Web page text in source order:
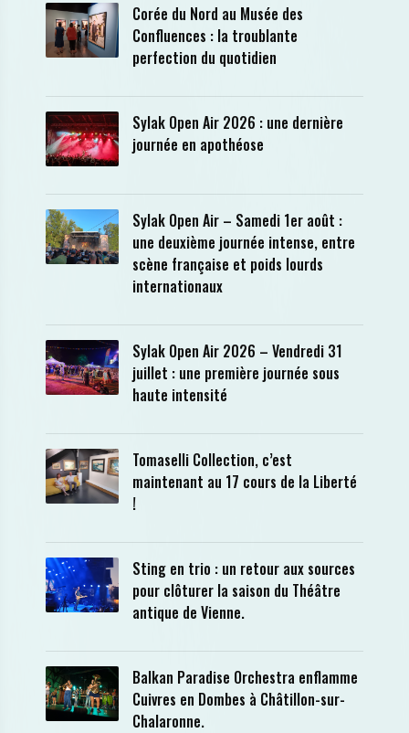
Corée du Nord au Musée des
Confluences : la troublante
perfection du quotidien
Sylak Open Air 2026 : une dernière
journée en apothéose
Sylak Open Air – Samedi 1er août :
une deuxième journée intense, entre
scène française et poids lourds
internationaux
Sylak Open Air 2026 – Vendredi 31
juillet : une première journée sous
haute intensité
Tomaselli Collection, c’est
maintenant au 17 cours de la Liberté
!
Sting en trio : un retour aux sources
pour clôturer la saison du Théâtre
antique de Vienne.
Balkan Paradise Orchestra enflamme
Cuivres en Dombes à Châtillon-sur-
Chalaronne.